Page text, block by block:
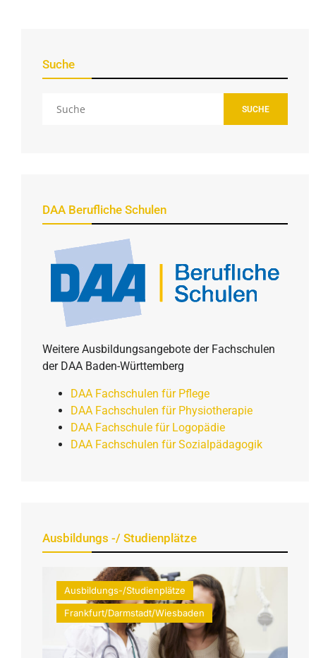
Suche
SUCHE
DAA Berufliche Schulen
Weitere Ausbildungsangebote der Fachschulen
der DAA Baden-Württemberg
DAA Fachschulen für Pflege
DAA Fachschulen für Physiotherapie
DAA Fachschule für Logopädie
DAA Fachschulen für Sozialpädagogik
Ausbildungs -/ Studienplätze
Ausbildungs-/Studienplätze
Frankfurt/Darmstadt/Wiesbaden